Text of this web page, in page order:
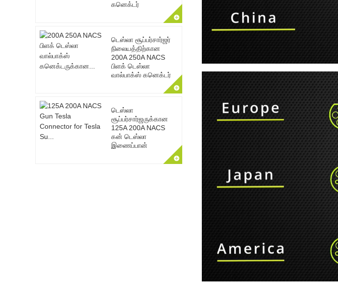
கனெக்டர்
டெஸ்லா சூப்பர்சார்ஜர்
நிலையத்திற்கான
200A 250A NACS
பிளக் டெஸ்லா
வால்பாக்ஸ் கனெக்டர்
டெஸ்லா
சூப்பர்சார்ஜருக்கான
125A 200A NACS
கன் டெஸ்லா
இணைப்பான்